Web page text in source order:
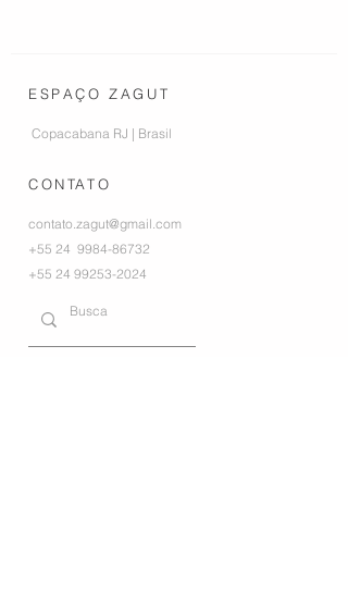
ESPAÇO ZAGUT
Copacabana RJ | Brasil
CONTATO
contato.zagut@gmail.com
+55 24 9984-86732
+55 24 99253-2024